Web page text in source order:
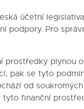
účetní
podpory. Pro
prostředky plynou
pak se tyto
od
tyto finanční